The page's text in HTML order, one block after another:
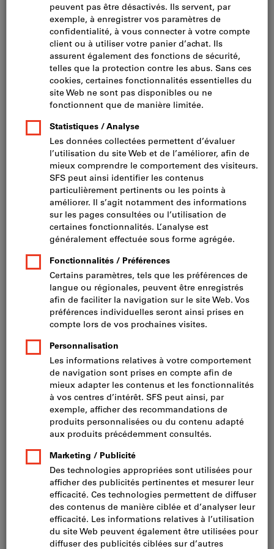
Cliquer pour agrandir l’image
Prix par 1 Unité
TVA incluse Prix et frais de livraison
Prix HT CHF 88.90
Taille de confection DE:
46 48 50 52 54 56
60 62 64 24 25 26
27
Tableau des tailles
Voulez-vous commander plusieurs articles en même temps ?
Vers la saisie rapide